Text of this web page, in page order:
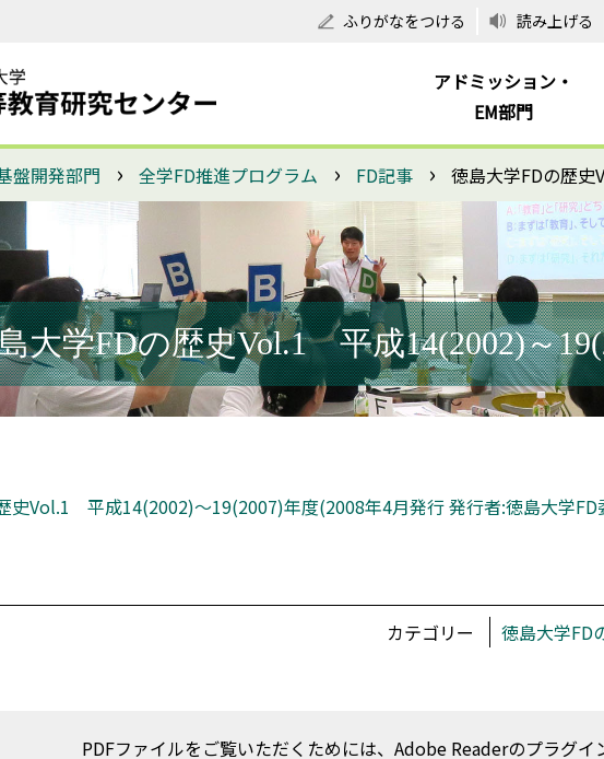
ふりがなをつける 読み上げる
アドミッション・
EM部門
盤開発部門 › 全学FD推進プログラム › FD記事 › 徳島大学FDの歴
大学FDの歴史Vol.1 平成14(2002)～
史Vol.1 平成14(2002)～19(2007)年度(2008年4月発行 発行者:徳島大学FD
カテゴリー 徳島大学FD
PDFファイルをご覧いただくためには、Adobe Readerのプラグイ